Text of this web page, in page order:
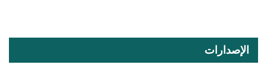
الإصدارات